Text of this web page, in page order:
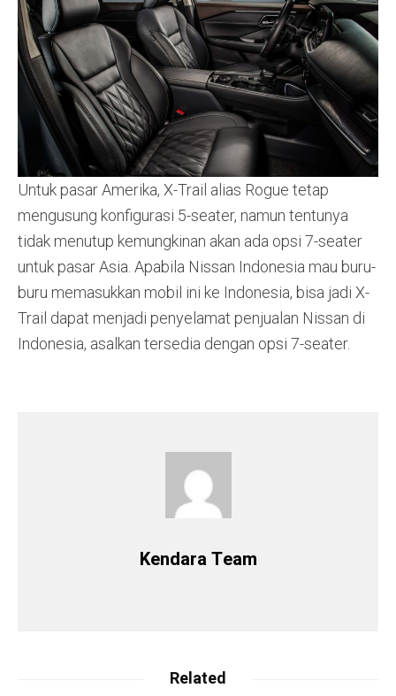
Untuk pasar Amerika, X-Trail alias Rogue tetap
mengusung konfigurasi 5-seater, namun tentunya
tidak menutup kemungkinan akan ada opsi 7-seater
untuk pasar Asia. Apabila Nissan Indonesia mau buru-
buru memasukkan mobil ini ke Indonesia, bisa jadi X-
Trail dapat menjadi penyelamat penjualan Nissan di
Indonesia, asalkan tersedia dengan opsi 7-seater.
Kendara Team
Related